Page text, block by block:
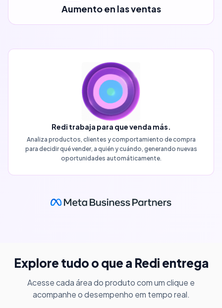
Aumento en las ventas
Redi trabaja para que venda más.
Analiza productos, clientes y comportamiento de compra
para decidir qué vender, a quién y cuándo, generando nuevas
oportunidades automáticamente.
Explore tudo o que a Redi entrega
Acesse cada área do produto com um clique e
acompanhe o desempenho em tempo real.